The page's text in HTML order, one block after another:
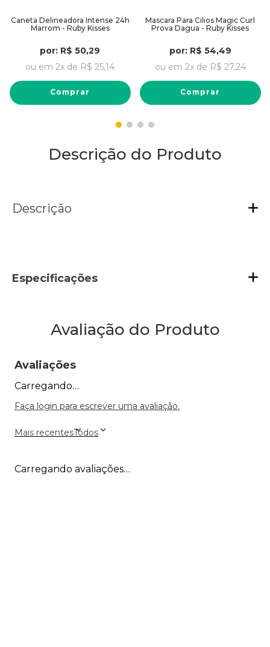
Caneta Delineadora Intense 24h
Marrom - Ruby Kisses
por: R$ 50,29
ou em 2x de R$ 25,14
Comprar
Mascara Para Cilios Magic Curl
Prova Dagua - Ruby Kisses
por: R$ 54,49
ou em 2x de R$ 27,24
Comprar
Descrição do Produto
Descrição
Especificações
Avaliação do Produto
Avaliações
Carregando…
Faça login para escrever uma avaliação.
Mais recentesTodos
Carregando avaliações…